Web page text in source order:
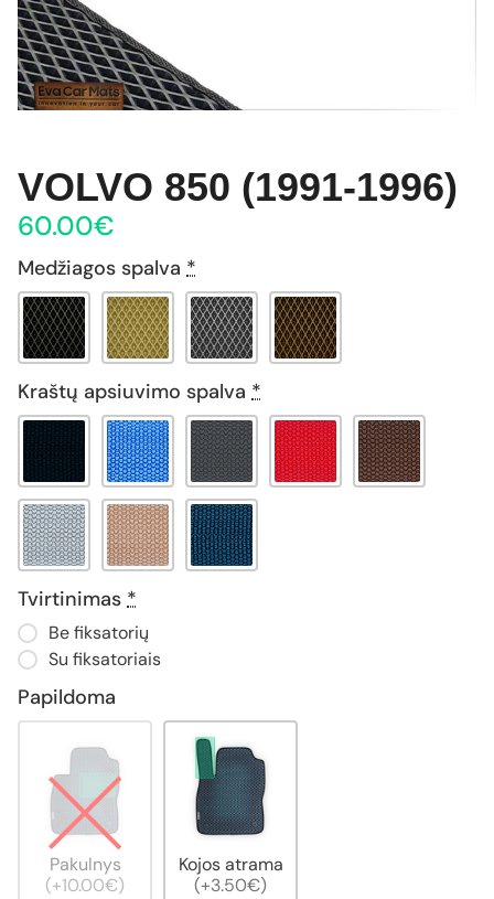
VOLVO 850 (1991-1996)
60.00€
Medžiagos spalva *
Kraštų apsiuvimo spalva *
Tvirtinimas *
Be fiksatorių
Su fiksatoriais
Papildoma
Pakulnys
(+10.00€)
Kojos atrama
(+3.50€)